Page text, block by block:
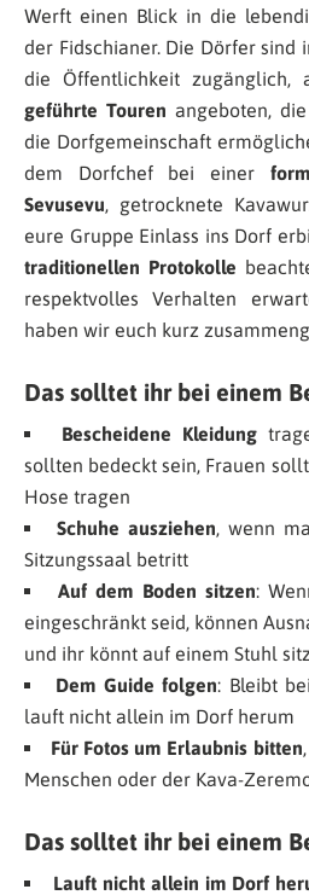
Werft einen Blick in die
der Fidschianer. Die Dörfer
die Öffentlichkeit zugänglich,
geführte Touren angeboten,
die Dorfgemeinschaft
dem Dorfchef bei einer
Sevusevu , getrocknete
eure Gruppe Einlass ins Dorf
traditionellen Protokolle
respektvolles Verhalten
haben wir euch kurz
Das solltet ihr bei einem
Bescheidene Kleidung
sollten bedeckt sein, Frauen
Hose tragen
Schuhe ausziehen , wenn
Sitzungssaal betritt
Auf dem Boden sitzen:
eingeschränkt seid, können
und ihr könnt auf einem Stuhl
Dem Guide folgen: Bleibt
lauft nicht allein im Dorf herum
Für Fotos um Erlaubnis bitten
Menschen oder der Kava-
Das solltet ihr bei einem
Lauft nicht allein im Dorf